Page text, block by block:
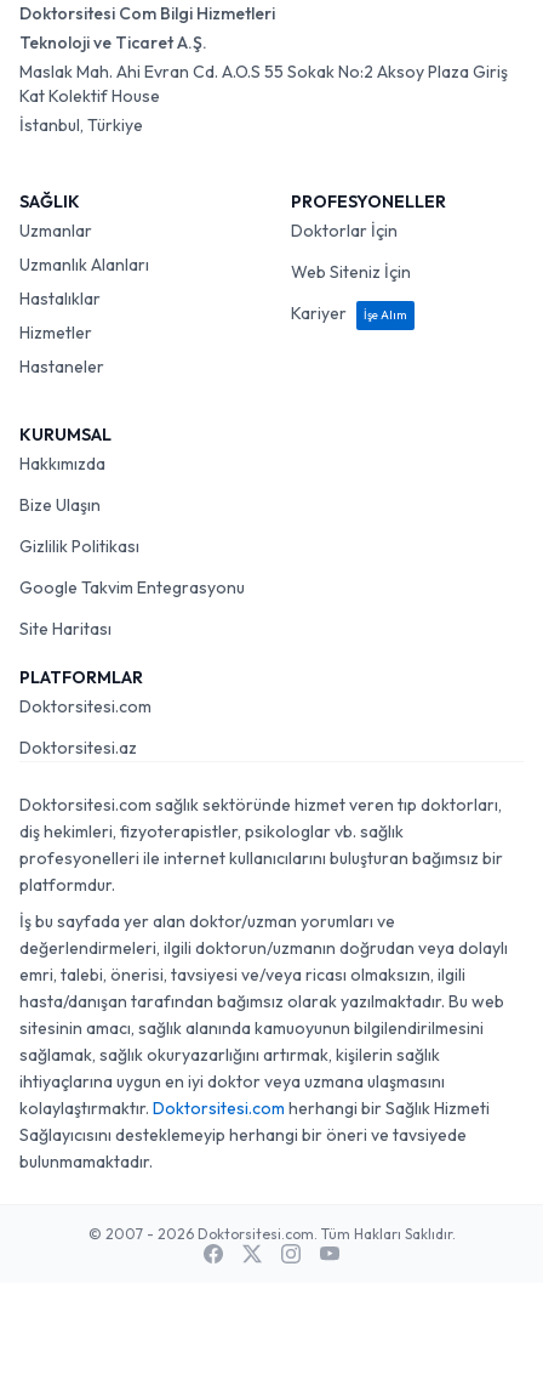
Doktorsitesi Com Bilgi Hizmetleri
Teknoloji ve Ticaret A.Ş.
Maslak Mah. Ahi Evran Cd. A.O.S 55 Sokak No:2 Aksoy Plaza Giriş
Kat Kolektif House
İstanbul, Türkiye
SAĞLIK
Uzmanlar
Uzmanlık Alanları
Hastalıklar
Hizmetler
Hastaneler
PROFESYONELLER
Doktorlar İçin
Web Siteniz İçin
Kariyer
İşe Alım
KURUMSAL
Hakkımızda
Bize Ulaşın
Gizlilik Politikası
Google Takvim Entegrasyonu
Site Haritası
PLATFORMLAR
Doktorsitesi.com
Doktorsitesi.az
Doktorsitesi.com sağlık sektöründe hizmet veren tıp doktorları,
diş hekimleri, fizyoterapistler, psikologlar vb. sağlık
profesyonelleri ile internet kullanıcılarını buluşturan bağımsız bir
platformdur.
İş bu sayfada yer alan doktor/uzman yorumları ve
değerlendirmeleri, ilgili doktorun/uzmanın doğrudan veya dolaylı
emri, talebi, önerisi, tavsiyesi ve/veya ricası olmaksızın, ilgili
hasta/danışan tarafından bağımsız olarak yazılmaktadır. Bu web
sitesinin amacı, sağlık alanında kamuoyunun bilgilendirilmesini
sağlamak, sağlık okuryazarlığını artırmak, kişilerin sağlık
ihtiyaçlarına uygun en iyi doktor veya uzmana ulaşmasını
kolaylaştırmaktır. Doktorsitesi.com herhangi bir Sağlık Hizmeti
Sağlayıcısını desteklemeyip herhangi bir öneri ve tavsiyede
bulunmamaktadır.
© 2007 - 2026 Doktorsitesi.com. Tüm Hakları Saklıdır.